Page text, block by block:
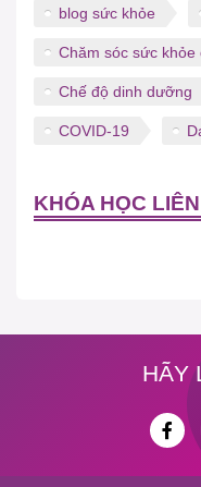
blog sức khỏe
Chăm sóc sức khỏe
Chế độ dinh dưỡng
COVID-19
KHÓA HỌC
HÃY